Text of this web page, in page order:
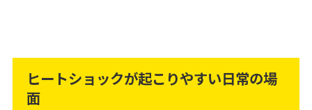
ヒートショックが起こりやすい日常の場
面